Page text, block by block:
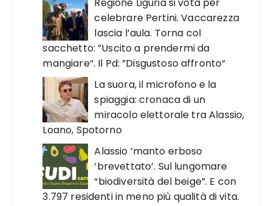
Regione Liguria si vota per
celebrare Pertini. Vaccarezza
lascia l’aula. Torna col
sacchetto: ”Uscito a prendermi da
mangiare“. Il Pd: ”Disgustoso affronto“
La suora, il microfono e la
spiaggia: cronaca di un
miracolo elettorale tra Alassio,
Loano, Spotorno
Alassio ‘manto erboso
‘brevettato’. Sul lungomare
“biodiversità del beige”. E con
3.797 residenti in meno più qualità di vita.